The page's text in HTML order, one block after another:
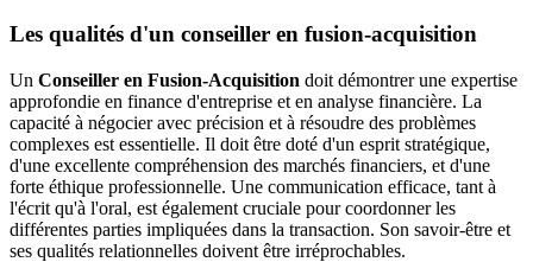
Les qualités d'un conseiller en fusion-acquisition
Un Conseiller en Fusion-Acquisition doit démontrer une expertise
approfondie en finance d'entreprise et en analyse financière. La
capacité à négocier avec précision et à résoudre des problèmes
complexes est essentielle. Il doit être doté d'un esprit stratégique,
d'une excellente compréhension des marchés financiers, et d'une
forte éthique professionnelle. Une communication efficace, tant à
l'écrit qu'à l'oral, est également cruciale pour coordonner les
différentes parties impliquées dans la transaction. Son savoir-être et
ses qualités relationnelles doivent être irréprochables.